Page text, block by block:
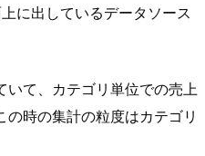
に出しているデータソース
いて、カテゴリ単位での売上
時の集計の粒度はカテゴリ